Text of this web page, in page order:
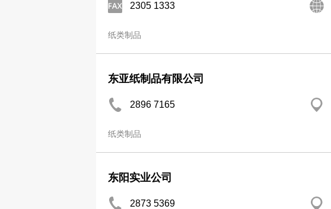
2305 1333
纸类制品
东亚纸制品有限公司
2896 7165
纸类制品
东阳实业公司
2873 5369